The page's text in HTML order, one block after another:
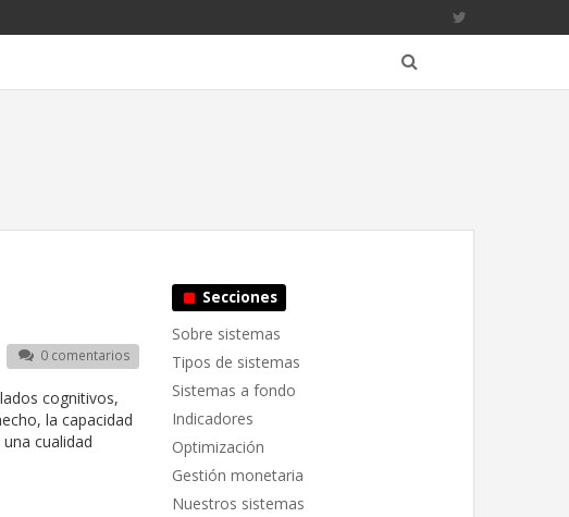
0 comentarios
cognitivos,
la capacidad
cualidad
Secciones
Sobre sistemas
Tipos de sistemas
Sistemas a fondo
Indicadores
Optimización
Gestión monetaria
Nuestros sistemas